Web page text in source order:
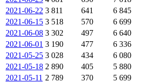
2021-06-22 3 811 641 6 845
2021-06-15 3 518 570 6 699
2021-06-08 3 302 497 6 640
2021-06-01 3 190 477 6 336
2021-05-25 3 028 434 6 080
2021-05-18 2 890 405 5 880
2021-05-11 2 789 370 5 699